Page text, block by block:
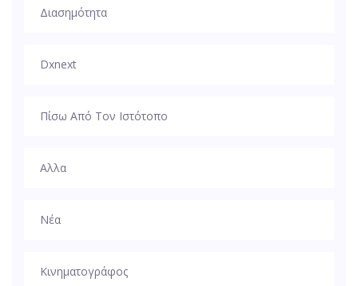
Διασημότητα
Dxnext
Πίσω Από Τον Ιστότοπο
Αλλα
Νέα
Κινηματογράφος